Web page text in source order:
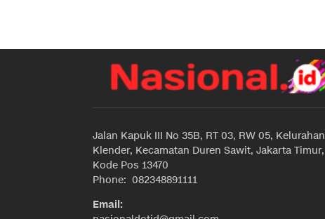
Jalan Kapuk III No 35B, RT 03, RW 05, Kelurahan
Klender, Kecamatan Duren Sawit, Jakarta Timur,
Kode Pos 13470
Phone: 082348891111
Email: